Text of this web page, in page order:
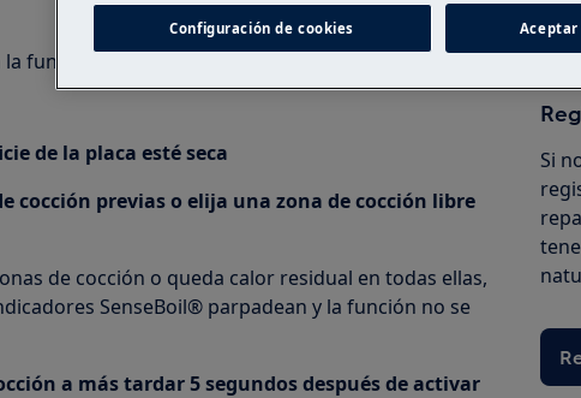
función SenseBoil®
de la placa esté seca
cocción previas o elija una zona de cocción libre
de cocción o queda calor residual en todas ellas,
SenseBoil® parpadean y la función no se
a más tardar 5 segundos después de activar
Si
Configuración de cookies